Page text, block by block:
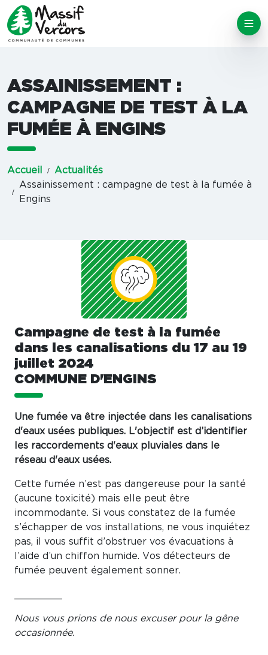
ASSAINISSEMENT :
CAMPAGNE DE TEST À LA
FUMÉE À ENGINS
Accueil
Actualités
Assainissement : campagne de test à la fumée à
Engins
Campagne de test à la fumée
dans les canalisations du 17 au 19
juillet 2024
COMMUNE D'ENGINS
Une fumée va être injectée dans les canalisations
d'eaux usées publiques. L'objectif est d’identifier
les raccordements d'eaux pluviales dans le
réseau d'eaux usées.
Cette fumée n’est pas dangereuse pour la santé
(aucune toxicité) mais elle peut être
incommodante. Si vous constatez de la fumée
s’échapper de vos installations, ne vous inquiétez
pas, il vous suffit d’obstruer vos évacuations à
l’aide d’un chiffon humide. Vos détecteurs de
fumée peuvent également sonner.
Nous vous prions de nous excuser pour la gêne
occasionnée.